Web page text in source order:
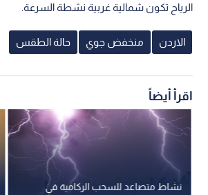
الرياح تكون شمالية غربية نشطة السرعة.
الاردن منخفض جوي حالة الطقس
اقرأ أيضاً
نشاط متصاعد للسحب الركامية في